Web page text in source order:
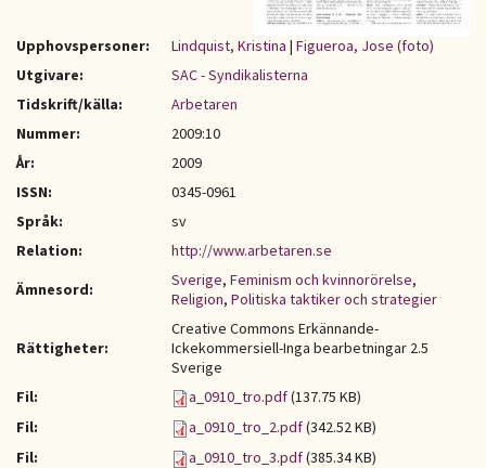
Upphovspersoner: Lindquist, Kristina | Figueroa, Jose (foto)
Utgivare:
SAC - Syndikalisterna
Tidskrift/källa:
Arbetaren
Nummer:
2009:10
År:
2009
ISSN:
0345-0961
Språk:
sv
Relation:
http://www.arbetaren.se
Ämnesord:
Sverige, Feminism och kvinnorörelse,
Religion, Politiska taktiker och strategier
Rättigheter:
Creative Commons Erkännande-
Ickekommersiell-Inga bearbetningar 2.5
Sverige
Fil:
a_0910_tro.pdf(137.75 KB)
Fil:
a_0910_tro_2.pdf(342.52 KB)
Fil:
a_0910_tro_3.pdf(385.34 KB)